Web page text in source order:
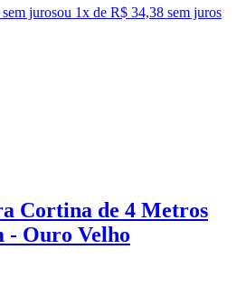
jurosou 1x de R$ 34,38 sem juros
Cortina de 4 Metros
- Ouro Velho